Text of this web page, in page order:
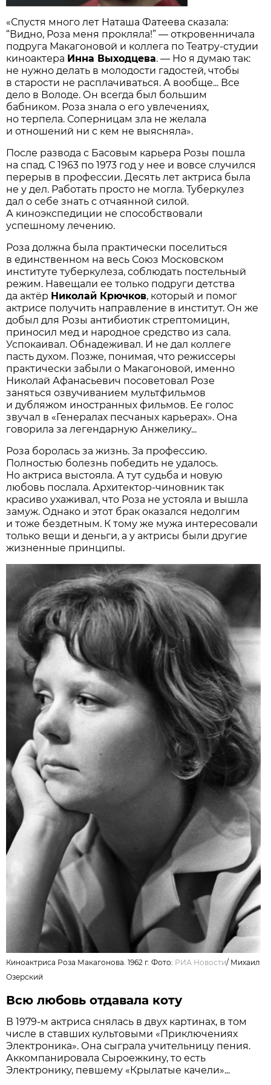
«Спустя много лет Наташа Фатеева сказала:
“Видно, Роза меня прокляла!” — откровенничала
подруга Макагоновой и коллега по Театру-студии
киноактера Инна Выходцева. — Но я думаю так:
не нужно делать в молодости гадостей, чтобы
в старости не расплачиваться. А вообще... Все
дело в Володе. Он всегда был большим
бабником. Роза знала о его увлечениях,
но терпела. Соперницам зла не желала
и отношений ни с кем не выясняла».
После развода с Басовым карьера Розы пошла
на спад. С 1963 по 1973 год у нее и вовсе случился
перерыв в профессии. Десять лет актриса была
не у дел. Работать просто не могла. Туберкулез
дал о себе знать с отчаянной силой.
А киноэкспедиции не способствовали
успешному лечению.
Роза должна была практически поселиться
в единственном на весь Союз Московском
институте туберкулеза, соблюдать постельный
режим. Навещали ее только подруги детства
да актёр Николай Крючков, который и помог
актрисе получить направление в институт. Он же
добыл для Розы антибиотик стрептомицин,
приносил мед и народное средство из сала.
Успокаивал. Обнадеживал. И не дал коллеге
пасть духом. Позже, понимая, что режиссеры
практически забыли о Макагоновой, именно
Николай Афанасьевич посоветовал Розе
заняться озвучиванием мультфильмов
и дубляжом иностранных фильмов. Ее голос
звучал в «Генералах песчаных карьерах». Она
говорила за легендарную Анжелику...
Роза боролась за жизнь. За профессию.
Полностью болезнь победить не удалось.
Но актриса выстояла. А тут судьба и новую
любовь послала. Архитектор-чиновник так
красиво ухаживал, что Роза не устояла и вышла
замуж. Однако и этот брак оказался недолгим
и тоже бездетным. К тому же мужа интересовали
только вещи и деньги, а у актрисы были другие
жизненные принципы.
Киноактриса Роза Макагонова. 1962 г. Фото: РИА Новости/ Михаил
Озерский
Всю любовь отдавала коту
В 1979-м актриса снялась в двух картинах, в том
числе в ставших культовыми «Приключениях
Электроника». Она сыграла учительницу пения.
Аккомпанировала Сыроежкину, то есть
Электронику, певшему «Крылатые качели»...